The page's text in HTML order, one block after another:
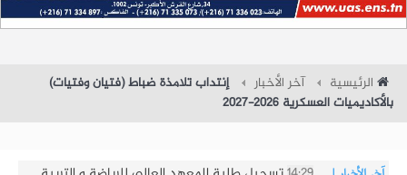
الرئيسية آخر الأخبار
إنتداب تلامذة ضباط (فتيان وفتيات)
بالأكاديميات العسكرية 2026-2027